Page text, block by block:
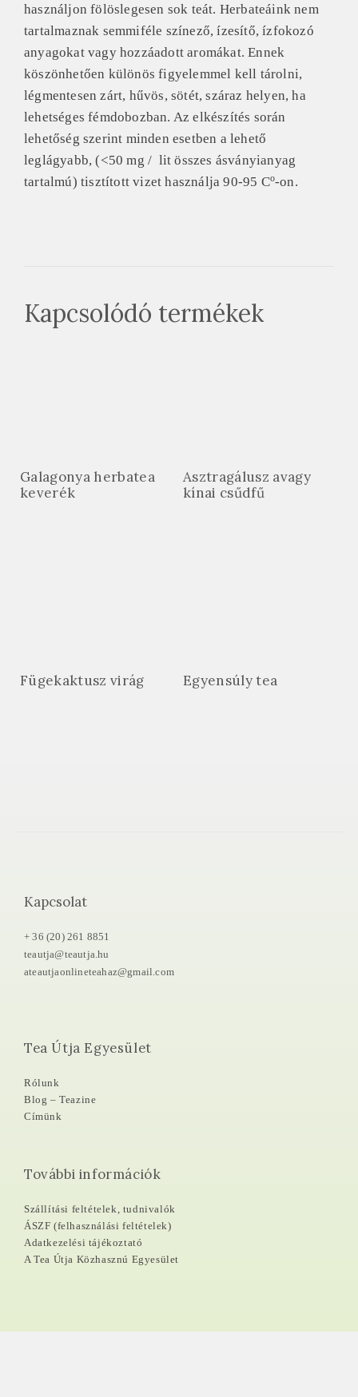
használjon fölöslegesen sok teát. Herbateáink nem
tartalmaznak semmiféle színező, ízesítő, ízfokozó
anyagokat vagy hozzáadott aromákat. Ennek
köszönhetően különös figyelemmel kell tárolni,
légmentesen zárt, hűvös, sötét, száraz helyen, ha
lehetséges fémdobozban. Az elkészítés során
lehetőség szerint minden esetben a lehető
leglágyabb, (<50 mg / lit összes ásványianyag
tartalmú) tisztított vizet használja 90-95 Co-on.
Kapcsolódó termékek
Galagonya herbatea
keverék
Asztragálusz avagy
kínai csűdfű
Fügekaktusz virág Egyensúly tea
Kapcsolat
+ 36 (20) 261 8851
teautja@teautja.hu
ateautjaonlineteahaz@gmail.com
Tea Útja Egyesület
Rólunk
Blog – Teazine
Címünk
További információk
Szállítási feltételek, tudnivalók
ÁSZF (felhasználási feltételek)
Adatkezelési tájékoztató
A Tea Útja Közhasznú Egyesület